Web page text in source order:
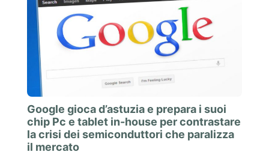
Google gioca d’astuzia e prepara i suoi
chip Pc e tablet in-house per contrastare
la crisi dei semiconduttori che paralizza
il mercato